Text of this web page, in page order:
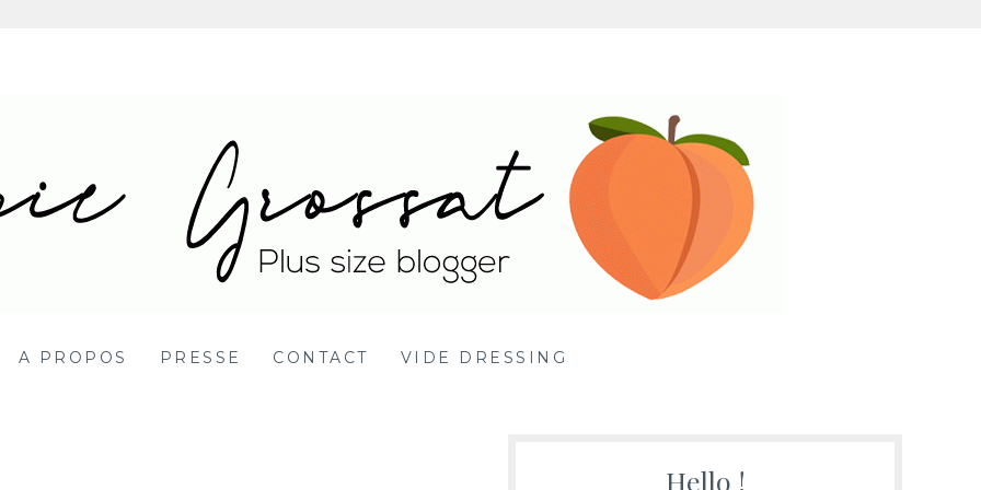
mode grande taille
A PROPOS PRESSE CONTACT VIDE DRESSING
Hello !